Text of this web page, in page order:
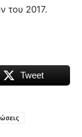
του 2017.
Tweet